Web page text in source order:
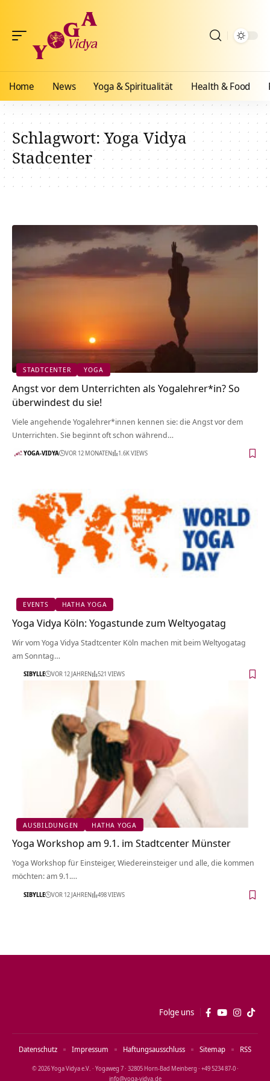
Home News Yoga & Spiritualität Health & Food
Schlagwort:Yoga Vidya
Stadcenter
STADTCENTER YOGA
Angst vor dem Unterrichten als Yogalehrer*in? So
überwindest du sie!
Viele angehende Yogalehrer*innen kennen sie: die Angst vor dem
Unterrichten. Sie beginnt oft schon während…
YOGA-VIDYA VOR 12 MONATEN 1.6K VIEWS
EVENTS HATHA YOGA
Yoga Vidya Köln: Yogastunde zum Weltyogatag
Wir vom Yoga Vidya Stadtcenter Köln machen mit beim Weltyogatag
am Sonntag…
SIBYLLE VOR 12 JAHREN 521 VIEWS
AUSBILDUNGEN HATHA YOGA
Yoga Workshop am 9.1. im Stadtcenter Münster
Yoga Workshop für Einsteiger, Wiedereinsteiger und alle, die kommen
möchten: am 9.1.…
SIBYLLE VOR 12 JAHREN 498 VIEWS
Folge uns
© 2026 Yoga Vidya e.V. · Yogaweg 7 · 32805 Horn‑Bad Meinberg · +49 5234 87‑0 ·
info@yoga‑vidya.de
Datenschutz Impressum Haftungsausschluss Sitemap RSS